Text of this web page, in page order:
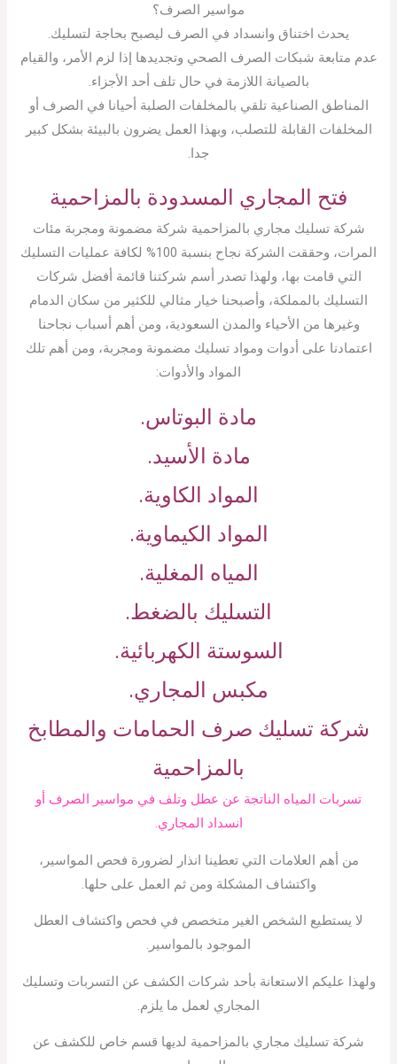
مواسير الصرف؟
يحدث اختناق وانسداد في الصرف ليصبح بحاجة لتسليك.
عدم متابعة شبكات الصرف الصحي وتجديدها إذا لزم الأمر، والقيام
بالصيانة اللازمة في حال تلف أحد الأجزاء.
المناطق الصناعية تلقي بالمخلفات الصلبة أحيانا في الصرف أو
المخلفات القابلة للتصلب، وبهذا العمل يضرون بالبيئة بشكل كبير
جدا.
فتح المجاري المسدودة بالمزاحمية
شركة تسليك مجاري بالمزاحمية شركة مضمونة ومجربة مئات
المرات، وحققت الشركة نجاح بنسبة 100% لكافة عمليات التسليك
التي قامت بها، ولهذا تصدر أسم شركتنا قائمة أفضل شركات
التسليك بالمملكة، وأصبحنا خيار مثالي للكثير من سكان الدمام
وغيرها من الأحياء والمدن السعودية، ومن أهم أسباب نجاحنا
اعتمادنا على أدوات ومواد تسليك مضمونة ومجربة، ومن أهم تلك
المواد والأدوات:
مادة البوتاس.
مادة الأسيد.
المواد الكاوية.
المواد الكيماوية.
المياه المغلية.
التسليك بالضغط.
السوستة الكهربائية.
مكبس المجاري.
شركة تسليك صرف الحمامات والمطابخ
بالمزاحمية
تسربات المياه الناتجة عن عطل وتلف في مواسير الصرف أو
انسداد المجاري.
من أهم العلامات التي تعطينا انذار لضرورة فحص المواسير،
واكتشاف المشكلة ومن ثم العمل على حلها.
لا يستطيع الشخص الغير متخصص في فحص واكتشاف العطل
الموجود بالمواسير.
ولهذا عليكم الاستعانة بأحد شركات الكشف عن التسربات وتسليك
المجاري لعمل ما يلزم.
شركة تسليك مجاري بالمزاحمية لديها قسم خاص للكشف عن